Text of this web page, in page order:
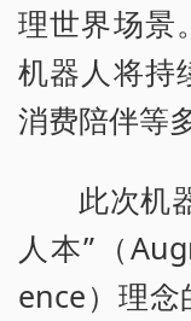
理世界场景
机器人将持
消费陪伴等
此次机
人本”（
ence）理